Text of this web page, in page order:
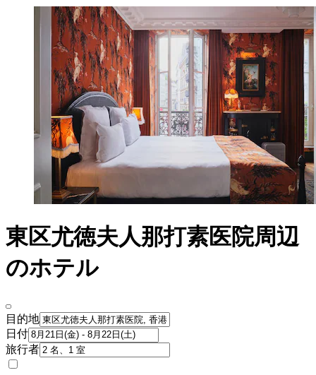
東区尤徳夫人那打素医院周辺
のホテル
目的地
日付
旅行者